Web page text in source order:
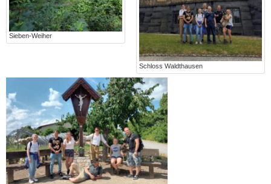
Sieben-Weiher
Schloss Waldthausen